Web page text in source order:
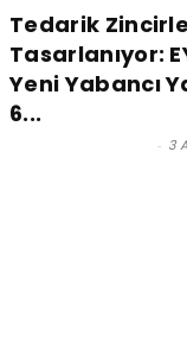
Tedarik
Tasarlanıyor:
Yeni Yabancı
6...
- 3